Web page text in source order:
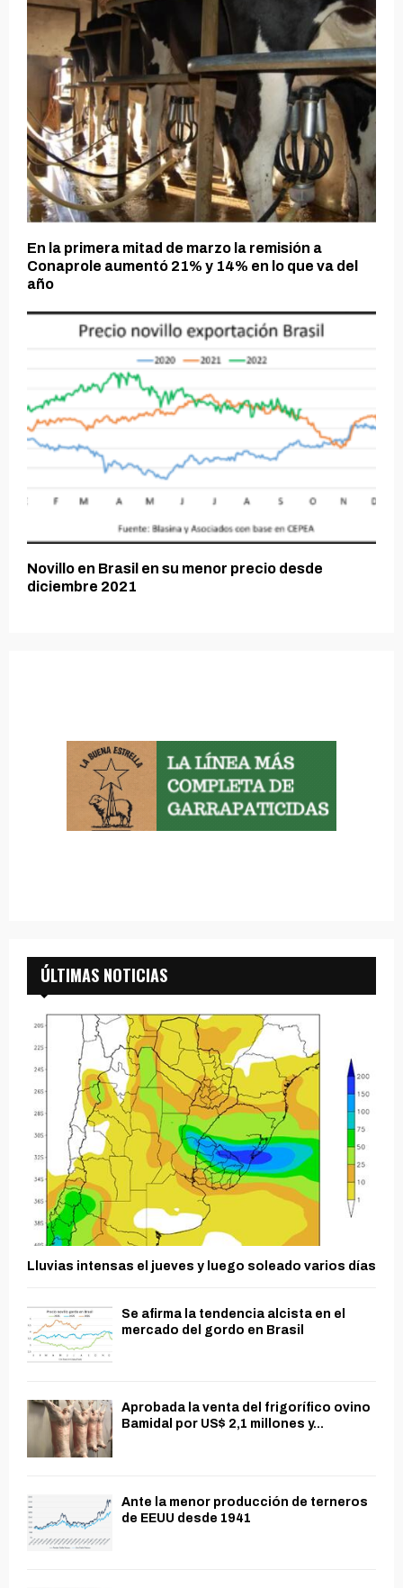
En la primera mitad de marzo la remisión a
Conaprole aumentó 21% y 14% en lo que va del
año
Novillo en Brasil en su menor precio desde
diciembre 2021
ÚLTIMAS NOTICIAS
Lluvias intensas el jueves y luego soleado varios días
Se afirma la tendencia alcista en el
mercado del gordo en Brasil
Aprobada la venta del frigorífico ovino
Bamidal por US$ 2,1 millones y...
Ante la menor producción de terneros
de EEUU desde 1941